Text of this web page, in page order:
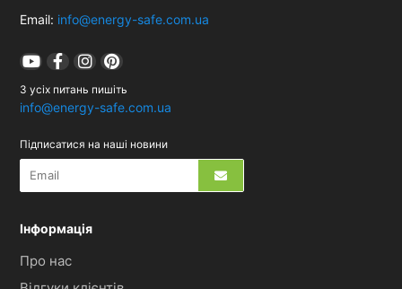
Email: info@energy-safe.com.ua
З усіх питань пишіть
info@energy-safe.com.ua
Підписатися на наші новини
Інформація
Про нас